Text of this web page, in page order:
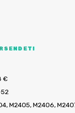
€
M2405, M2406,